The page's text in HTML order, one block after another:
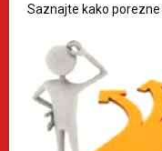
Saznajte kako